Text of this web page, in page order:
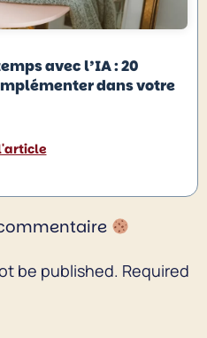
avec l’IA : 20
dans votre
be published. Required